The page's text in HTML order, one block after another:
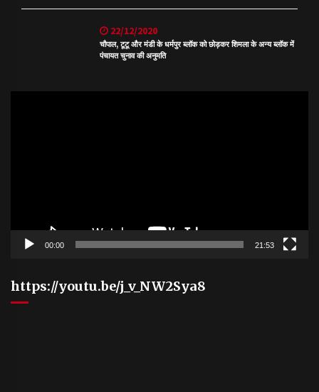
22/12/2020
चौपाल, टूटू और मंडी के धर्मपुर ब्लॉक को छोड़कर शिमला के अन्य ब्लॉक में
पंचायत चुनाव की अनुमति
00:00 21:53
https://youtu.be/j_v_NW2Sya8